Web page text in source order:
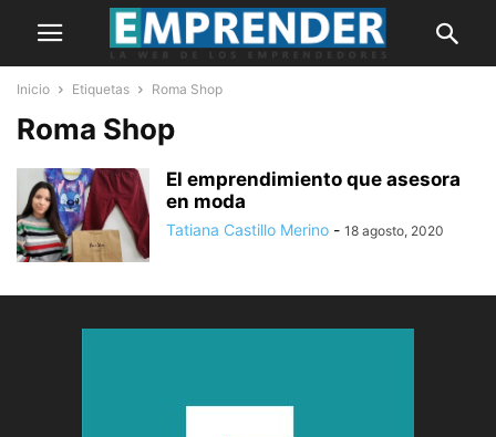
Inicio Etiquetas Roma Shop
Roma Shop
El emprendimiento que asesora
en moda
Tatiana Castillo Merino - 18 agosto, 2020